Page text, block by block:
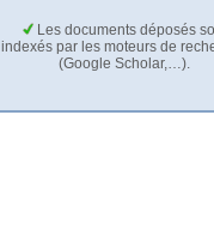
Les documents déposés
indexés par les moteurs de
(Google Scholar,…).